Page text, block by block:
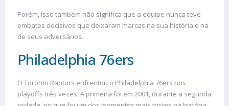
Porém, isso também não significa que a equipe nunca teve
embates decisivos que deixaram marcas na sua história e na
de seus adversários.
Philadelphia 76ers
O Toronto Raptors enfrentou o Philadelphia 76ers nos
playoffs três vezes. A primeira foi em 2001, durante a segunda